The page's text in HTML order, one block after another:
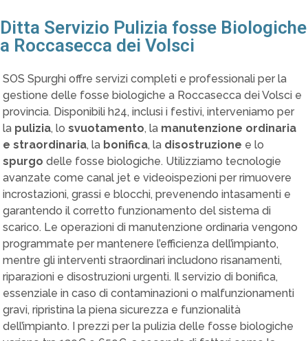
Ditta Servizio Pulizia fosse Biologiche
a Roccasecca dei Volsci
SOS Spurghi offre servizi completi e professionali per la
gestione delle fosse biologiche a Roccasecca dei Volsci e
provincia. Disponibili h24, inclusi i festivi, interveniamo per
la pulizia, lo svuotamento, la manutenzione ordinaria
e straordinaria, la bonifica, la disostruzione e lo
spurgo delle fosse biologiche. Utilizziamo tecnologie
avanzate come canal jet e videoispezioni per rimuovere
incrostazioni, grassi e blocchi, prevenendo intasamenti e
garantendo il corretto funzionamento del sistema di
scarico. Le operazioni di manutenzione ordinaria vengono
programmate per mantenere l’efficienza dell’impianto,
mentre gli interventi straordinari includono risanamenti,
riparazioni e disostruzioni urgenti. Il servizio di bonifica,
essenziale in caso di contaminazioni o malfunzionamenti
gravi, ripristina la piena sicurezza e funzionalità
dell’impianto. I prezzi per la pulizia delle fosse biologiche